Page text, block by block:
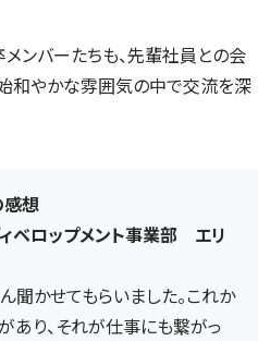
ンバーたちも、先輩社員との会
和やかな雰囲気の中で交流を深
想
ベロップメント事業部 エリ
聞かせてもらいました。これか
り、それが仕事にも繋がっ